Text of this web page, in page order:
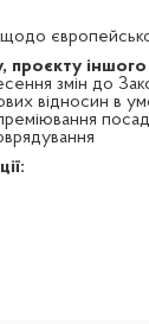
проєкту іншого
змін до
відносин в